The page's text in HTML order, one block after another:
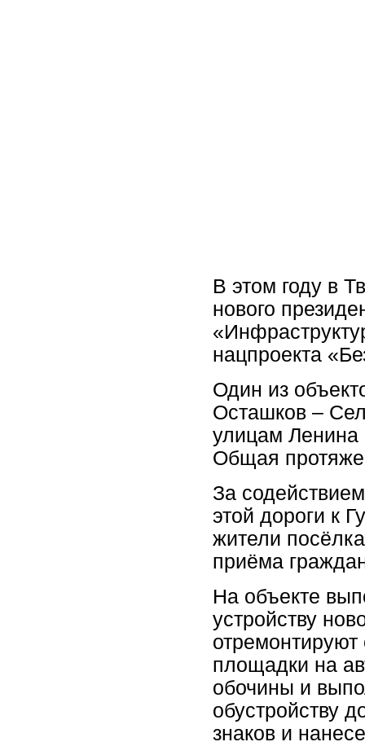
В этом году в
нового
нацпроекта
Один из
Осташков –
улицам
Общая
За
этой дороги к
жители
приёма
На объекте
устройству
площадки на
обочины и
обустройству
знаков и